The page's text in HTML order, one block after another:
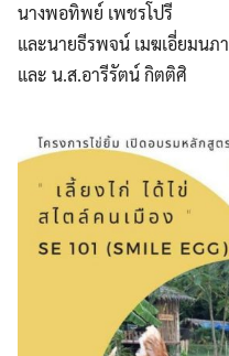
นางพอทิพย์ เพชรโปรี
และนายธีรพจน์ เมฆเอี่ยมนภา
และ​ น.ส.อารีรัตน์ กิตติศิ